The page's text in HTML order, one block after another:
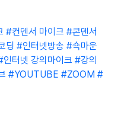
#컨덴서 마이크 #콘덴서
딩 #인터넷방송 #쇽마운
인터넷 강의마이크 #강의
#YOUTUBE #ZOOM #